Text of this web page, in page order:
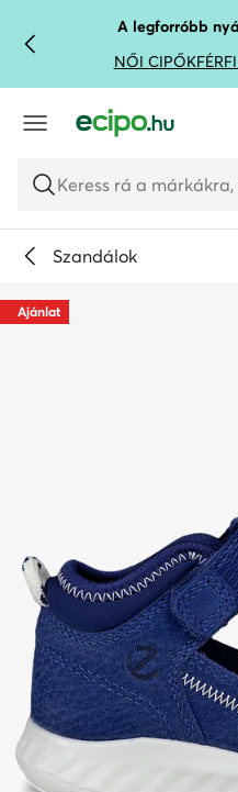
UGRÁS A FŐ TARTALOMRA
UGRÁS A KERESÉSHEZ
A legforróbb
NŐI CIPŐK
Keress rá a
Szandálok
Ajánlat